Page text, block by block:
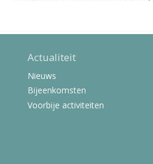
Actualiteit
Nieuws
Bijeenkomsten
Voorbije activiteiten